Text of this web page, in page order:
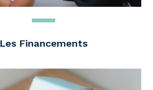
Les Financements